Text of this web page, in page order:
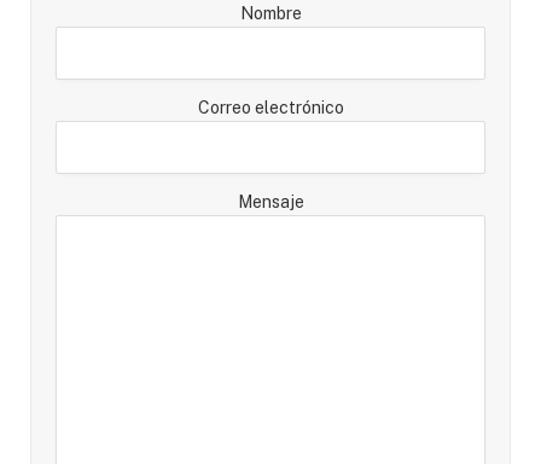
Nombre
Correo electrónico
Mensaje